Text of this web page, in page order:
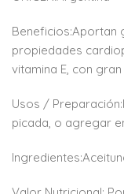
Beneficios:Aportan
propiedades
vitamina E, con
Usos /
picada, o agregar